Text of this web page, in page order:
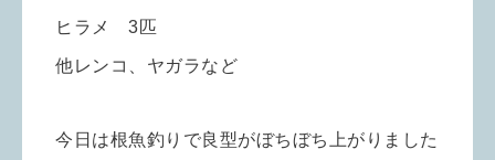
ヒラメ 3匹
他レンコ、ヤガラなど
今日は根魚釣りで良型がぼちぼち上がりました